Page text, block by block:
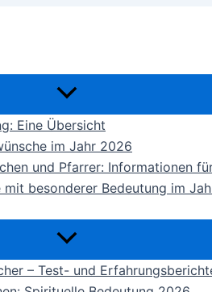
Eine Übersicht
im Jahr 2026
und Pfarrer: Informationen
mit besonderer Bedeutung im
– Test- und